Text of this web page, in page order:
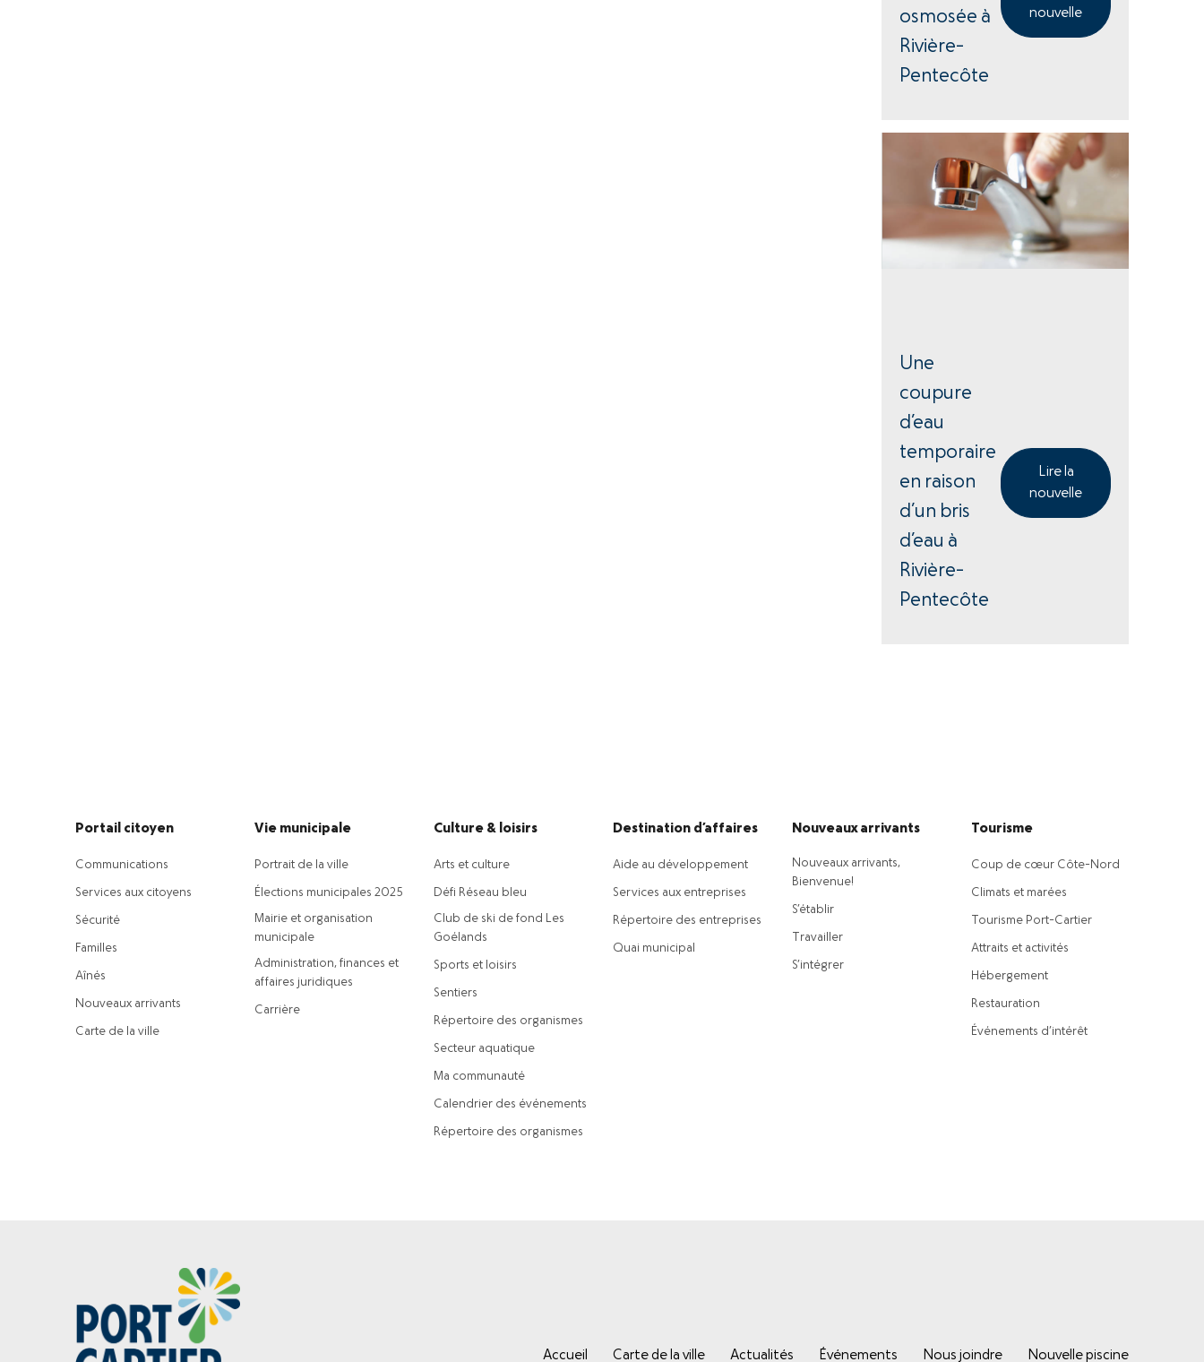
osmosée à
Rivière-
Pentecôte
nouvelle
Une
coupure
d’eau
temporaire
en raison
d’un bris
d’eau à
Rivière-
Pentecôte
Lire la
nouvelle
Portail citoyen
Communications
Services aux citoyens
Sécurité
Familles
Aînés
Nouveaux arrivants
Carte de la ville
Vie municipale
Portrait de la ville
Élections municipales 2025
Mairie et organisation
municipale
Administration, finances et
affaires juridiques
Carrière
Culture & loisirs
Arts et culture
Défi Réseau bleu
Club de ski de fond Les
Goélands
Sports et loisirs
Sentiers
Répertoire des organismes
Secteur aquatique
Ma communauté
Calendrier des événements
Répertoire des organismes
Destination d’affaires
Aide au développement
Services aux entreprises
Répertoire des entreprises
Quai municipal
Nouveaux arrivants
Nouveaux arrivants,
Bienvenue!
S’établir
Travailler
S’intégrer
Tourisme
Coup de cœur Côte-Nord
Climats et marées
Tourisme Port-Cartier
Attraits et activités
Hébergement
Restauration
Événements d’intérêt
Accueil Carte de la ville Actualités Événements Nous joindre Nouvelle piscine